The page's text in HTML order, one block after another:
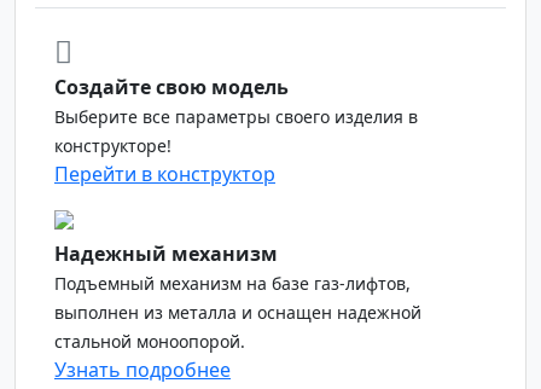
Создайте свою модель
Выберите все параметры своего изделия в
конструкторе!
Перейти в конструктор
Надежный механизм
Подъемный механизм на базе газ-лифтов,
выполнен из металла и оснащен надежной
стальной моноопорой.
Узнать подробнее